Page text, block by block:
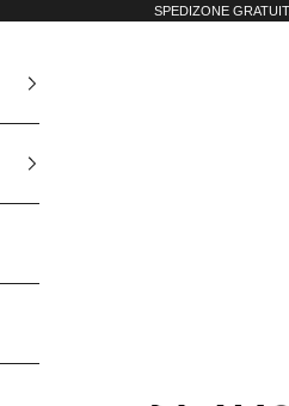
SPEDIZONE